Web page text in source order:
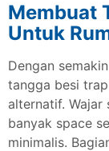
Membuat
Untuk
Dengan
tangga besi
alternatif. Wajar
banyak space
minimalis.